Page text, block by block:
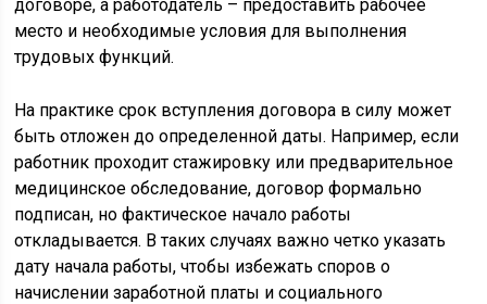
договоре, а работодатель – предоставить рабочее
место и необходимые условия для выполнения
трудовых функций.
На практике срок вступления договора в силу может
быть отложен до определенной даты. Например, если
работник проходит стажировку или предварительное
медицинское обследование, договор формально
подписан, но фактическое начало работы
откладывается. В таких случаях важно четко указать
дату начала работы, чтобы избежать споров о
начислении заработной платы и социального